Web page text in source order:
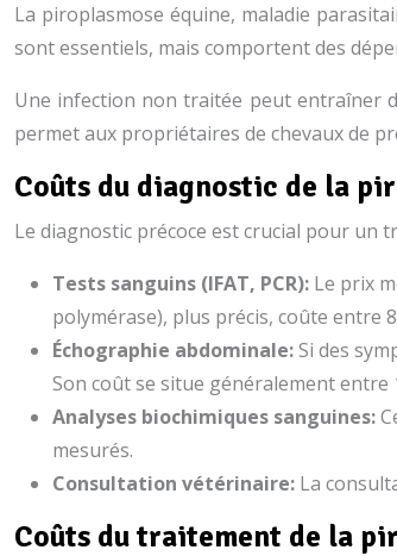
La piroplasmose équine, maladie
sont essentiels, mais comportent des
Une infection non traitée peut entraîner
permet aux propriétaires de chevaux de
Coûts du diagnostic de la
Le diagnostic précoce est crucial pour un
Tests sanguins (IFAT, PCR): Le prix
polymérase), plus précis, coûte entre
Échographie abdominale:Si des
Son coût se situe généralement entre
Analyses biochimiques sanguines:
mesurés.
Consultation vétérinaire: La
Coûts du traitement de la